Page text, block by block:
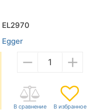
EL2970
Egger
− +